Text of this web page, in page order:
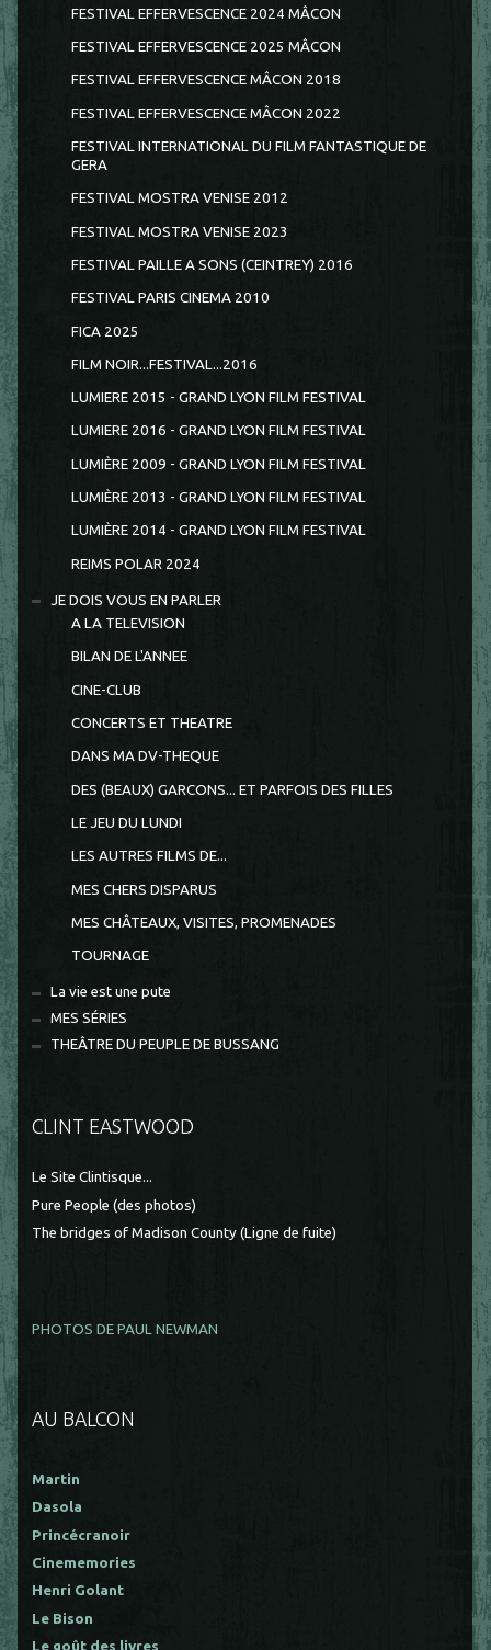
FESTIVAL EFFERVESCENCE 2024 MÂCON
FESTIVAL EFFERVESCENCE 2025 MÂCON
FESTIVAL EFFERVESCENCE MÂCON 2018
FESTIVAL EFFERVESCENCE MÂCON 2022
FESTIVAL INTERNATIONAL DU FILM FANTASTIQUE DE
GERA
FESTIVAL MOSTRA VENISE 2012
FESTIVAL MOSTRA VENISE 2023
FESTIVAL PAILLE A SONS (CEINTREY) 2016
FESTIVAL PARIS CINEMA 2010
FICA 2025
FILM NOIR...FESTIVAL...2016
LUMIERE 2015 - GRAND LYON FILM FESTIVAL
LUMIERE 2016 - GRAND LYON FILM FESTIVAL
LUMIÈRE 2009 - GRAND LYON FILM FESTIVAL
LUMIÈRE 2013 - GRAND LYON FILM FESTIVAL
LUMIÈRE 2014 - GRAND LYON FILM FESTIVAL
REIMS POLAR 2024
JE DOIS VOUS EN PARLER
A LA TELEVISION
BILAN DE L'ANNEE
CINE-CLUB
CONCERTS ET THEATRE
DANS MA DV-THEQUE
DES (BEAUX) GARCONS... ET PARFOIS DES FILLES
LE JEU DU LUNDI
LES AUTRES FILMS DE...
MES CHERS DISPARUS
MES CHÂTEAUX, VISITES, PROMENADES
TOURNAGE
La vie est une pute
MES SÉRIES
THEÂTRE DU PEUPLE DE BUSSANG
CLINT EASTWOOD
Le Site Clintisque...
Pure People (des photos)
The bridges of Madison County (Ligne de fuite)
PHOTOS DE PAUL NEWMAN
AU BALCON
Martin
Dasola
Princécranoir
Cinememories
Henri Golant
Le Bison
Le goût des livres